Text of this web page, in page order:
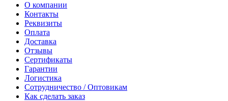
О компании
Контакты
Реквизиты
Оплата
Доставка
Отзывы
Сертификаты
Гарантии
Логистика
Сотрудничество / Оптовикам
Как сделать заказ